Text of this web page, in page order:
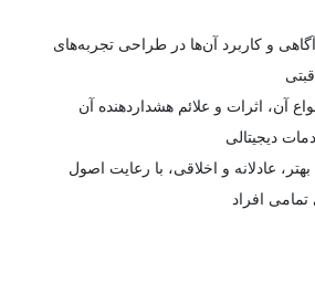
و کاربرد آن‌ها در طراحی تجربه‌های
آن، اثرات و علائم هشداردهنده آن
دیجیتالی
عادلانه و اخلاقی، با رعایت اصول
افراد